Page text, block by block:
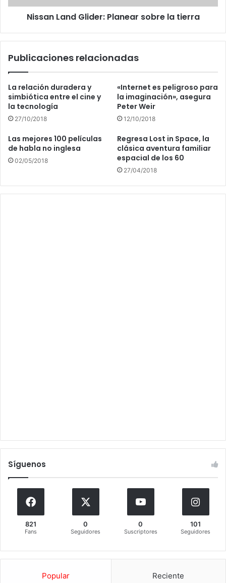
Nissan Land Glider: Planear sobre la tierra
Publicaciones relacionadas
La relación duradera y
simbiótica entre el cine y
la tecnología
27/10/2018
«Internet es peligroso para
la imaginación», asegura
Peter Weir
12/10/2018
Las mejores 100 películas
de habla no inglesa
02/05/2018
Regresa Lost in Space, la
clásica aventura familiar
espacial de los 60
27/04/2018
Síguenos
821
Fans
0
Seguidores
0
Suscriptores
101
Seguidores
Popular Reciente